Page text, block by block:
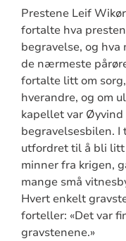
Prestene Leif
fortalte hva
begravelse, og
de nærmeste
fortalte litt om
hverandre, og om
kapellet var Øyvind
begravelsesbilen.
utfordret til å bli litt
minner fra krigen,
mange små
Hvert enkelt
forteller: «Det var
gravstenene.»